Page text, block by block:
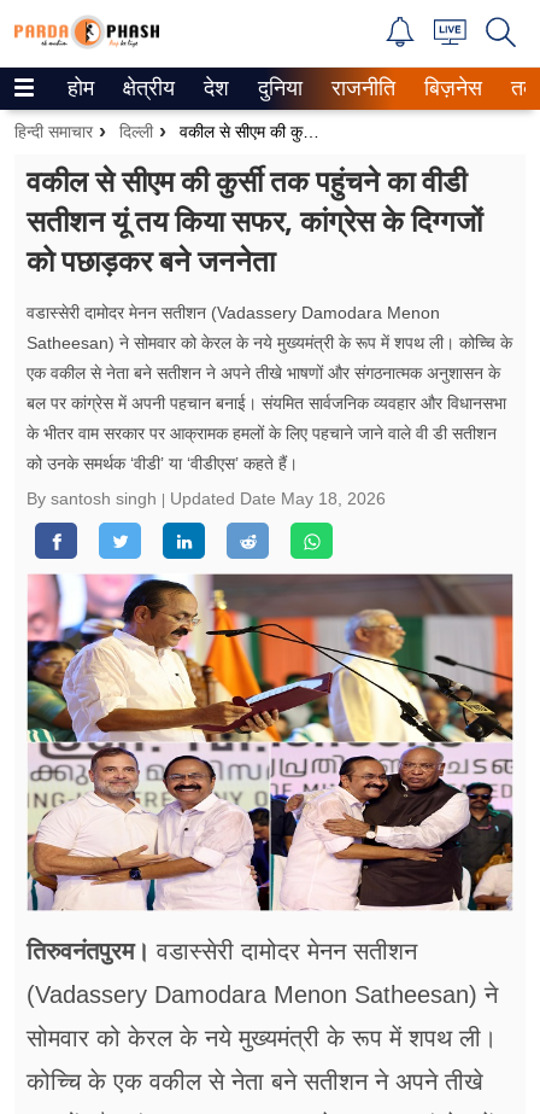
Trending on Google News
ePaper
वेब स्टोरीज
उत्तर प्रदेश
वीडियो
रिलेशनशिप
जीवन मंत्रा
फूड
सेहत
ब्‍यूटी
जॉब्स
शिक्षा
अन्य खबरें
होम क्षेत्रीय देश दुनिया राजनीति बिज़नेस
हिन्दी समाचार दिल्ली वकील से सीएम की कुर्सी तक पहुंचने का वीडी सतीशन यूं तय किया सफर, कांग्रेस के दिग्गजों को पछाड़कर बने जननेता
वकील से सीएम की कुर्सी तक पहुंचने का वीडी
सतीशन यूं तय किया सफर, कांग्रेस के दिग्गजों
को पछाड़कर बने जननेता
वडास्सेरी दामोदर मेनन सतीशन (Vadassery Damodara Menon
Satheesan) ने सोमवार को केरल के नये मुख्यमंत्री के रूप में शपथ ली। कोच्चि के
एक वकील से नेता बने सतीशन ने अपने तीखे भाषणों और संगठनात्मक अनुशासन के
बल पर कांग्रेस में अपनी पहचान बनाई। संयमित सार्वजनिक व्यवहार और विधानसभा
के भीतर वाम सरकार पर आक्रामक हमलों के लिए पहचाने जाने वाले वी डी सतीशन
को उनके समर्थक ‘वीडी’ या ‘वीडीएस’ कहते हैं।
By santosh singh
Updated Date May 18, 2026
तिरुवनंतपुरम। वडास्सेरी दामोदर मेनन सतीशन
(Vadassery Damodara Menon Satheesan) ने
सोमवार को केरल के नये मुख्यमंत्री के रूप में शपथ ली।
कोच्चि के एक वकील से नेता बने सतीशन ने अपने तीखे